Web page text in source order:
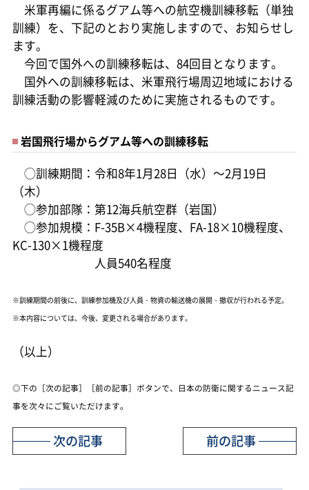
米軍再編に係るグアム等への航空機訓練移転（単独
訓練）を、下記のとおり実施しますので、お知らせし
ます。
今回で国外への訓練移転は、84回目となります。
国外への訓練移転は、米軍飛行場周辺地域における
訓練活動の影響軽減のために実施されるものです。
岩国飛行場からグアム等への訓練移転
◯訓練期間：令和8年1月28日（水）～2月19日
（木）
◯参加部隊：第12海兵航空群（岩国）
◯参加規模：F-35B×4機程度、FA-18×10機程度、
KC-130×1機程度
人員540名程度
※訓練期間の前後に、訓練参加機及び人員・物資の輸送機の展開・撤収が行われる予定。
※本内容については、今後、変更される場合があります。
（以上）
◎下の［次の記事］［前の記事］ボタンで、日本の防衛に関するニュース記
事を次々にご覧いただけます。
前の記事
次の記事